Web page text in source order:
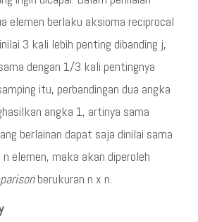
elemen berlaku aksioma reciprocal
3 kali lebih penting dibanding j,
dengan 1/3 kali pentingnya
itu, perbandingan dua angka
angka 1, artinya sama
berlainan dapat saja dinilai sama
elemen, maka akan diperoleh
berukuran n x n.